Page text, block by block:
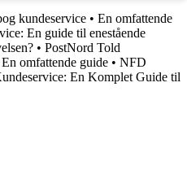
kundeservice • En omfattende
En guide til enestående
• PostNord Told
omfattende guide • NFD
En Komplet Guide til